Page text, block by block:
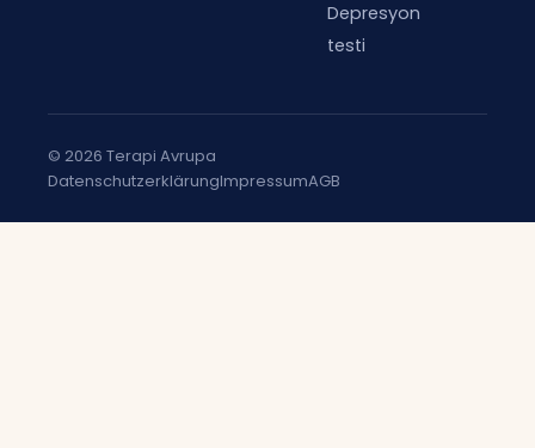
Depresyon
testi
© 2026 Terapi Avrupa
DatenschutzerklärungImpressumAGB